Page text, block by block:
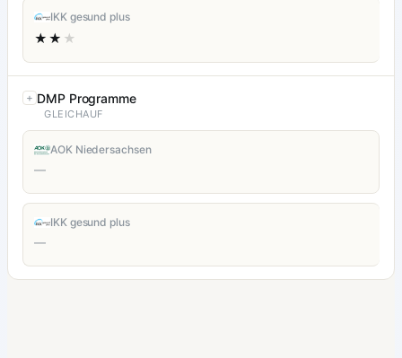
IKK gesund plus
★★ ★
DMP Programme
GLEICHAUF
AOK Niedersachsen
—
IKK gesund plus
—